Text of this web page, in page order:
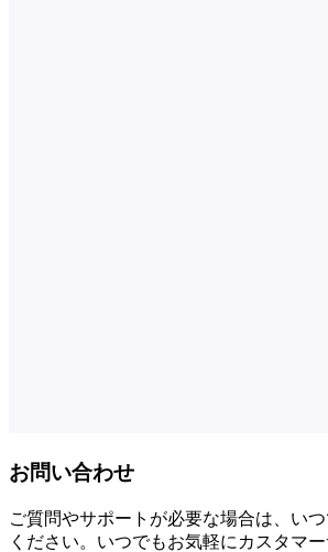
お問い合わせ
ご質問やサポートが必要な場合は、い
ください。いつでもお気軽にカスタマ